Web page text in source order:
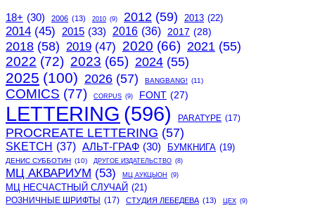
18+ (30) 2006 (13) 2010 (9) 2012 (59) 2013 (22)
2014 (45) 2015 (33) 2016 (36) 2017 (28)
2018 (58) 2019 (47) 2020 (66) 2021 (55)
2022 (72) 2023 (65) 2024 (55)
2025 (100) 2026 (57) BANGBANG! (11)
COMICS (77) CORPUS (9) FONT (27)
LETTERING (596) PARATYPE (17)
PROCREATE LETTERING (57)
SKETCH (37) АЛЬТ-ГРАФ (30) БУМКНИГА (19)
ДЕНИС СУББОТИН (10) ДРУГОЕ ИЗДАТЕЛЬСТВО (8)
МЦ АКВАРИУМ (53) МЦ АУКЦЫОН (9)
МЦ НЕСЧАСТНЫЙ СЛУЧАЙ (21)
РОЗНИЧНЫЕ ШРИФТЫ (17) СТУДИЯ ЛЕБЕДЕВА (13) ЦЕХ (9)